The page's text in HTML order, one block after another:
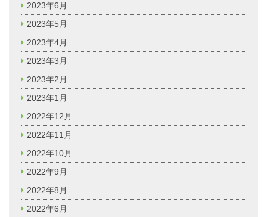
2023年6月
2023年5月
2023年4月
2023年3月
2023年2月
2023年1月
2022年12月
2022年11月
2022年10月
2022年9月
2022年8月
2022年6月